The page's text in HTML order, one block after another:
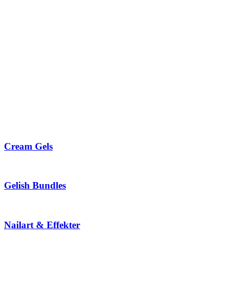
Cream Gels
Gelish Bundles
Nailart & Effekter